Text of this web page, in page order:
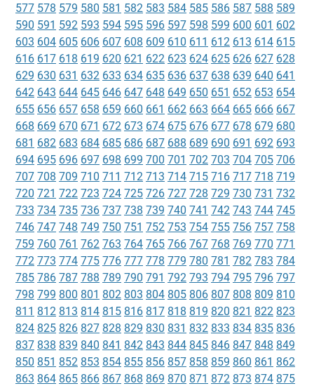
577 578 579 580 581 582 583 584 585 586 587 588 589
590 591 592 593 594 595 596 597 598 599 600 601 602
603 604 605 606 607 608 609 610 611 612 613 614 615
616 617 618 619 620 621 622 623 624 625 626 627 628
629 630 631 632 633 634 635 636 637 638 639 640 641
642 643 644 645 646 647 648 649 650 651 652 653 654
655 656 657 658 659 660 661 662 663 664 665 666 667
668 669 670 671 672 673 674 675 676 677 678 679 680
681 682 683 684 685 686 687 688 689 690 691 692 693
694 695 696 697 698 699 700 701 702 703 704 705 706
707 708 709 710 711 712 713 714 715 716 717 718 719
720 721 722 723 724 725 726 727 728 729 730 731 732
733 734 735 736 737 738 739 740 741 742 743 744 745
746 747 748 749 750 751 752 753 754 755 756 757 758
759 760 761 762 763 764 765 766 767 768 769 770 771
772 773 774 775 776 777 778 779 780 781 782 783 784
785 786 787 788 789 790 791 792 793 794 795 796 797
798 799 800 801 802 803 804 805 806 807 808 809 810
811 812 813 814 815 816 817 818 819 820 821 822 823
824 825 826 827 828 829 830 831 832 833 834 835 836
837 838 839 840 841 842 843 844 845 846 847 848 849
850 851 852 853 854 855 856 857 858 859 860 861 862
863 864 865 866 867 868 869 870 871 872 873 874 875